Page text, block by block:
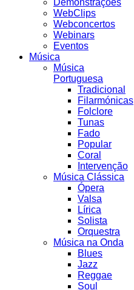
Demonstrações
WebClips
Webconcertos
Webinars
Eventos
Música
Música
Portuguesa
Tradicional
Filarmónicas
Folclore
Tunas
Fado
Popular
Coral
Intervenção
Música Clássica
Ópera
Valsa
Lírica
Solista
Orquestra
Música na Onda
Blues
Jazz
Reggae
Soul